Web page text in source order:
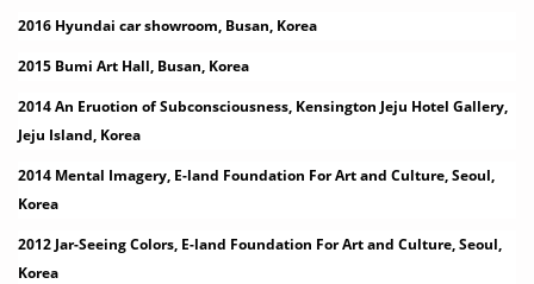
2016 Hyundai car showroom, Busan, Korea
2015 Bumi Art Hall, Busan, Korea
2014 An Eruotion of Subconsciousness, Kensington Jeju Hotel Gallery,
Jeju Island, Korea
2014 Mental Imagery, E-land Foundation For Art and Culture, Seoul,
Korea
2012 Jar-Seeing Colors, E-land Foundation For Art and Culture, Seoul,
Korea